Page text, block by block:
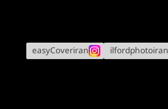
ilfordphotoiran
easyCoveriran